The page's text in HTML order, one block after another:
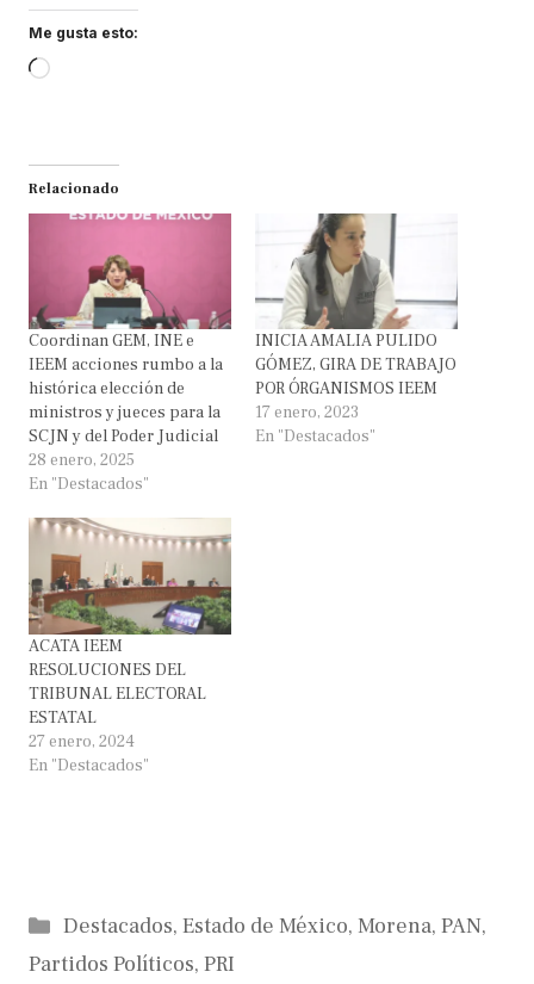
Me gusta esto:
Loading…
Relacionado
Coordinan GEM, INE e
IEEM acciones rumbo a la
histórica elección de
ministros y jueces para la
SCJN y del Poder Judicial
28 enero, 2025
En "Destacados"
INICIA AMALIA PULIDO
GÓMEZ, GIRA DE TRABAJO
POR ÓRGANISMOS IEEM
17 enero, 2023
En "Destacados"
ACATA IEEM
RESOLUCIONES DEL
TRIBUNAL ELECTORAL
ESTATAL
27 enero, 2024
En "Destacados"
Categorías
Destacados, Estado de México, Morena, PAN,
Partidos Políticos, PRI